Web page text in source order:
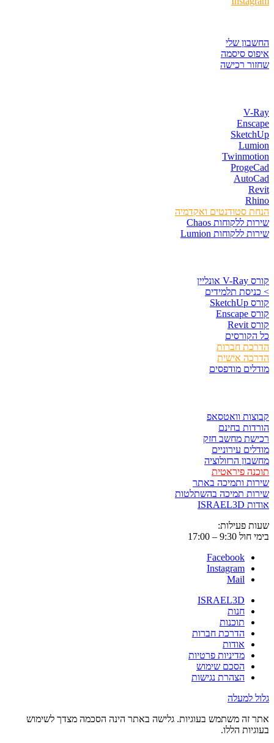
החשבון שלי
איפוס סיסמה
שחזור רכישה
V-Ray
Enscape
SketchUp
Lumion
Twinmotion
ProgeCad
AutoCad
Revit
Rhino
הנחת סטודנטים ואקדמיה
שירות ללקוחות Chaos
שירות ללקוחות Lumion
קורס V-Ray אונליין
> כניסת תלמידים
קורס SketchUp
קורס Enscape
קורס Revit
כל הקורסים
הדרכת חברות
הדרכה אישית
מודלים מודפסים
קבוצות וואטסאפ
הורדות בחינם
רכישת מחשב חזק
מודלים עירוניים
מחשבון הרזולוציה
תוכנה פיראטית
שירות ותמיכה באתר
שירות תמיכה בהשתלטות
אודות ISRAEL3D
שעות פעילות:
בימי חול 9:30 – 17:00
Facebook
Instagram
Mail
ISRAEL3D
חנות
תוכנות
הדרכת חברות
אודות
מדיניות פרטיות
הסכם שימוש
הצהרת נגישות
גלול למעלה
אתר זה משתמש בעוגיות. גלישה באתר הינה הסכמה מצדך לשימוש
בעוגיות הללו.